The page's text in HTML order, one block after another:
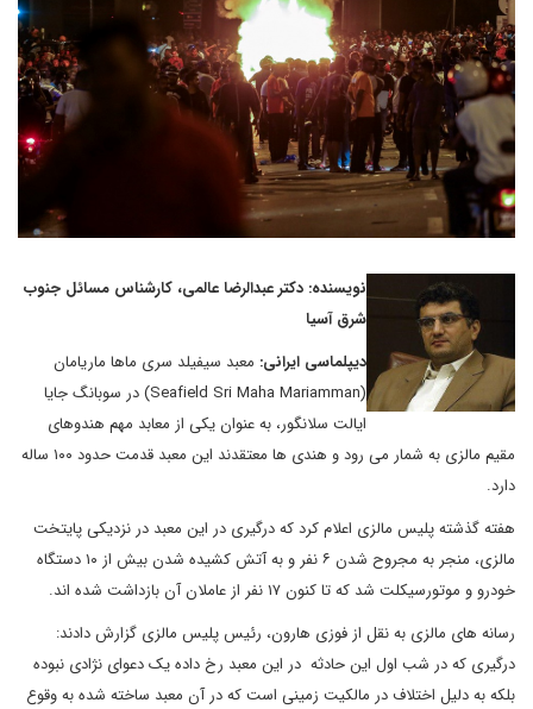
نویسنده: دکتر عبدالرضا عالمی، کارشناس مسائل جنوب
شرق آسیا
دیپلماسی ایرانی: معبد سیفیلد سری ماها ماریامان
(Seafield Sri Maha Mariamman) در سوبانگ جایا
ایالت سلانگور، به عنوان یکی از معابد مهم هندوهای
مقیم مالزی به شمار می رود و هندی ها معتقدند این معبد قدمت حدود ۱۰۰ ساله
دارد.
هفته گذشته پلیس مالزی اعلام کرد که درگیری در این معبد در نزدیکی پایتخت
مالزی، منجر به مجروح شدن ۶ نفر و به آتش کشیده شدن بیش از ۱۰ دستگاه
خودرو و موتورسیکلت شد که تا کنون ۱۷ نفر از عاملان آن بازداشت شده اند.
رسانه های مالزی به نقل از فوزی هارون، رئیس پلیس مالزی گزارش دادند:
درگیری که در شب اول این حادثه در این معبد رخ داده یک دعوای نژادی نبوده
بلکه به دلیل اختلاف در مالکیت زمینی است که در آن معبد ساخته شده به وقوع